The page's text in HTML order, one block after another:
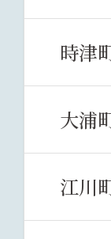
時津
大浦
江川